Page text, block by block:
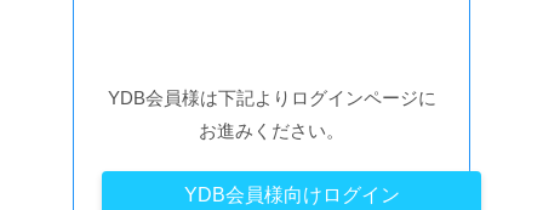
YDB会員様は下記よりログインページに
お進みください。
YDB会員様向けログイン